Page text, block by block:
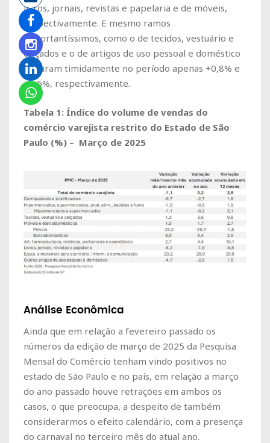
livros, jornais, revistas e papelaria e de móveis,
respectivamente. E mesmo ramos
importantíssimos, como o de tecidos, vestuário e
calçados e o de artigos de uso pessoal e doméstico
variaram timidamente no período apenas +0,8% e
+1,5%, respectivamente.
Tabela 1: Índice do volume de vendas do
comércio varejista restrito do Estado de São
Paulo (%) – Março de 2025
Análise Econômica
Ainda que em relação a fevereiro passado os
números da edição de março de 2025 da Pesquisa
Mensal do Comércio tenham vindo positivos no
estado de São Paulo e no país, em relação a março
do ano passado houve retrações em ambos os
casos, o que preocupa, a despeito de também
considerarmos o efeito calendário, com a presença
do carnaval no terceiro mês do atual ano.